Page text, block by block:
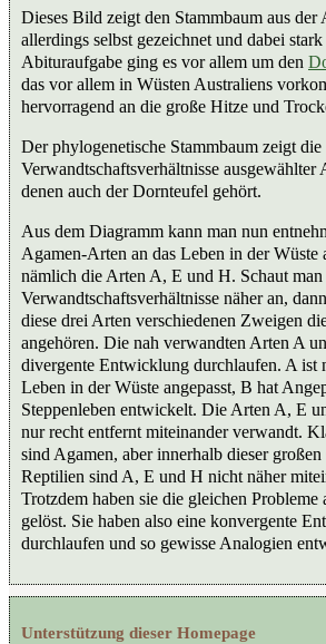
Dieses Bild zeigt den Stammbaum aus der
allerdings selbst gezeichnet und dabei
Abituraufgabe ging es vor allem um den
das vor allem in Wüsten Australiens
hervorragend an die große Hitze und
Der phylogenetische Stammbaum zeigt die
Verwandtschaftsverhältnisse ausgewählter
denen auch der Dornteufel gehört.
Aus dem Diagramm kann man nun
Agamen-Arten an das Leben in der Wüste
nämlich die Arten A, E und H. Schaut
Verwandtschaftsverhältnisse näher an,
diese drei Arten verschiedenen Zweigen
angehören. Die nah verwandten Arten A
divergente Entwicklung durchlaufen. A ist
Leben in der Wüste angepasst, B hat
Steppenleben entwickelt. Die Arten A, E
nur recht entfernt miteinander verwandt.
sind Agamen, aber innerhalb dieser
Reptilien sind A, E und H nicht näher
Trotzdem haben sie die gleichen Probleme
gelöst. Sie haben also eine konvergente
durchlaufen und so gewisse Analogien
Unterstützung dieser Homepage